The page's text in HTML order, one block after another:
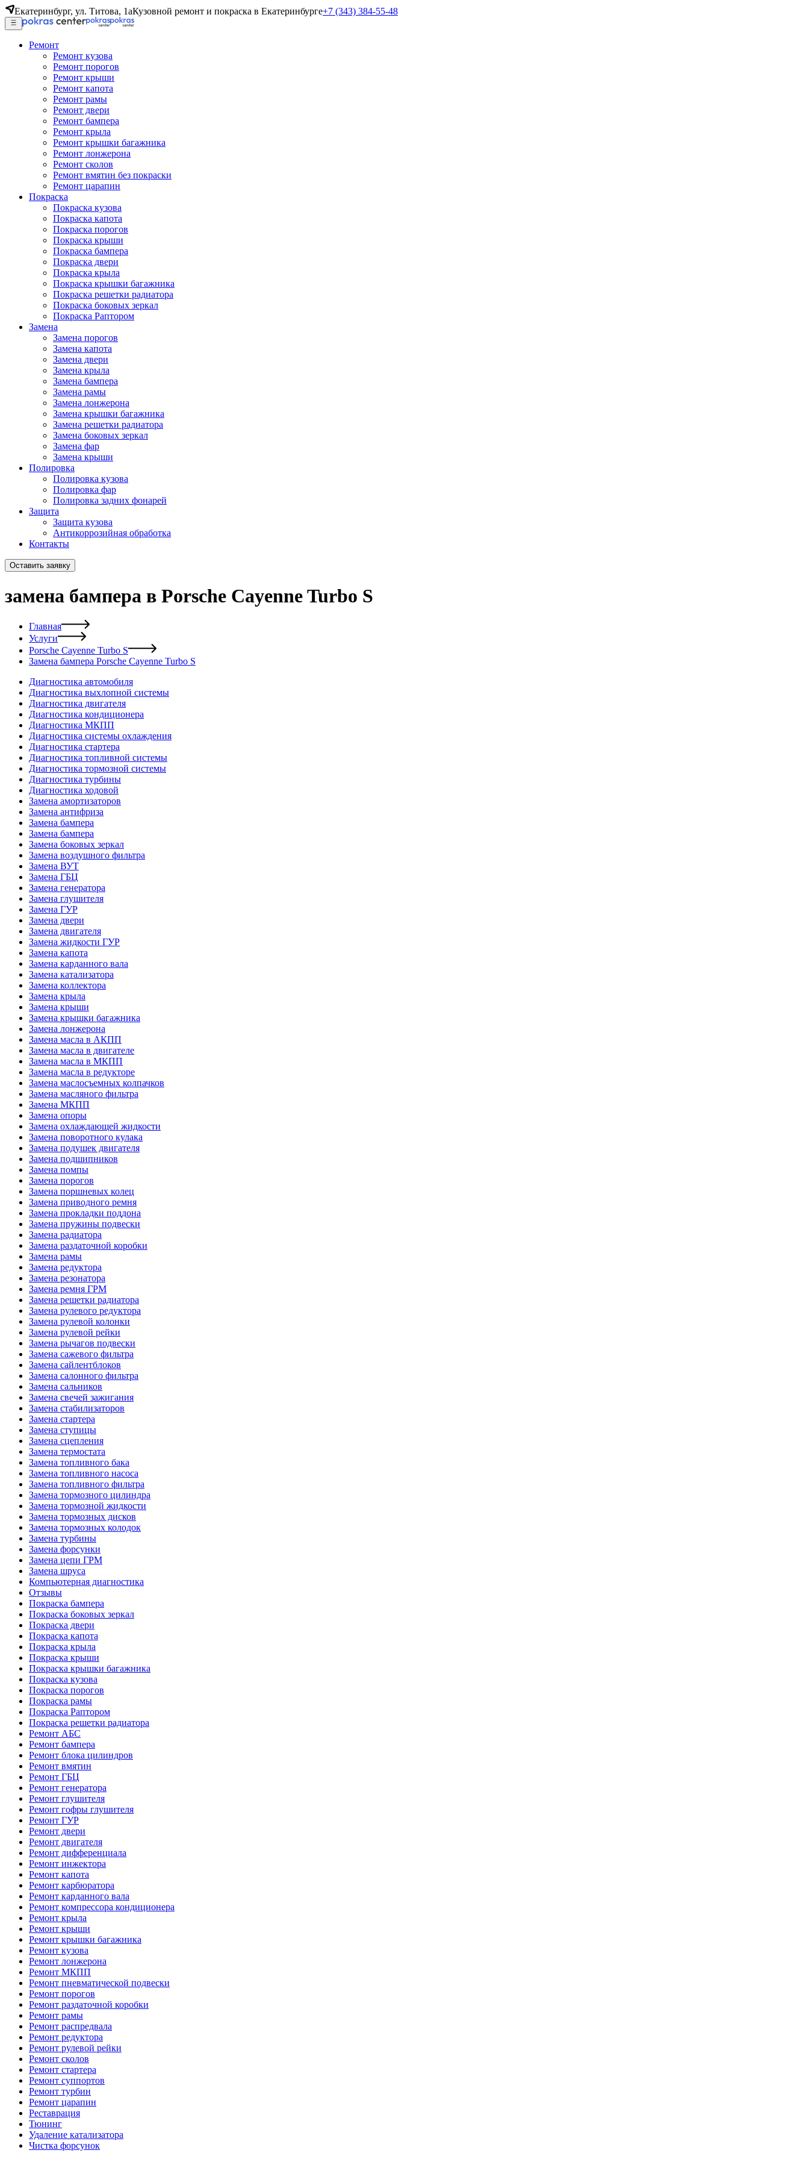
Екатеринбург, ул. Титова, 1аКузовной ремонт и покраска в Екатеринбурге+7 (343) 384-55-48
Ремонт
Ремонт кузова
Ремонт порогов
Ремонт крыши
Ремонт капота
Ремонт рамы
Ремонт двери
Ремонт бампера
Ремонт крыла
Ремонт крышки багажника
Ремонт лонжерона
Ремонт сколов
Ремонт вмятин без покраски
Ремонт царапин
Покраска
Покраска кузова
Покраска капота
Покраска порогов
Покраска крыши
Покраска бампера
Покраска двери
Покраска крыла
Покраска крышки багажника
Покраска решетки радиатора
Покраска боковых зеркал
Покраска Раптором
Замена
Замена порогов
Замена капота
Замена двери
Замена крыла
Замена бампера
Замена рамы
Замена лонжерона
Замена крышки багажника
Замена решетки радиатора
Замена боковых зеркал
Замена фар
Замена крыши
Полировка
Полировка кузова
Полировка фар
Полировка задних фонарей
Защита
Защита кузова
Антикоррозийная обработка
Контакты
Оставить заявку
замена бампера в Porsche Cayenne Turbo S
Главная
Услуги
Porsche Cayenne Turbo S
Замена бампера Porsche Cayenne Turbo S
Диагностика автомобиля
Диагностика выхлопной системы
Диагностика двигателя
Диагностика кондиционера
Диагностика МКПП
Диагностика системы охлаждения
Диагностика стартера
Диагностика топливной системы
Диагностика тормозной системы
Диагностика турбины
Диагностика ходовой
Замена амортизаторов
Замена антифриза
Замена бампера
Замена бампера
Замена боковых зеркал
Замена воздушного фильтра
Замена ВУТ
Замена ГБЦ
Замена генератора
Замена глушителя
Замена ГУР
Замена двери
Замена двигателя
Замена жидкости ГУР
Замена капота
Замена карданного вала
Замена катализатора
Замена коллектора
Замена крыла
Замена крыши
Замена крышки багажника
Замена лонжерона
Замена масла в АКПП
Замена масла в двигателе
Замена масла в МКПП
Замена масла в редукторе
Замена маслосъемных колпачков
Замена масляного фильтра
Замена МКПП
Замена опоры
Замена охлаждающей жидкости
Замена поворотного кулака
Замена подушек двигателя
Замена подшипников
Замена помпы
Замена порогов
Замена поршневых колец
Замена приводного ремня
Замена прокладки поддона
Замена пружины подвески
Замена радиатора
Замена раздаточной коробки
Замена рамы
Замена редуктора
Замена резонатора
Замена ремня ГРМ
Замена решетки радиатора
Замена рулевого редуктора
Замена рулевой колонки
Замена рулевой рейки
Замена рычагов подвески
Замена сажевого фильтра
Замена сайлентблоков
Замена салонного фильтра
Замена сальников
Замена свечей зажигания
Замена стабилизаторов
Замена стартера
Замена ступицы
Замена сцепления
Замена термостата
Замена топливного бака
Замена топливного насоса
Замена топливного фильтра
Замена тормозного цилиндра
Замена тормозной жидкости
Замена тормозных дисков
Замена тормозных колодок
Замена турбины
Замена форсунки
Замена цепи ГРМ
Замена шруса
Компьютерная диагностика
Отзывы
Покраска бампера
Покраска боковых зеркал
Покраска двери
Покраска капота
Покраска крыла
Покраска крыши
Покраска крышки багажника
Покраска кузова
Покраска порогов
Покраска рамы
Покраска Раптором
Покраска решетки радиатора
Ремонт АБС
Ремонт бампера
Ремонт блока цилиндров
Ремонт вмятин
Ремонт ГБЦ
Ремонт генератора
Ремонт глушителя
Ремонт гофры глушителя
Ремонт ГУР
Ремонт двери
Ремонт двигателя
Ремонт дифференциала
Ремонт инжектора
Ремонт капота
Ремонт карбюратора
Ремонт карданного вала
Ремонт компрессора кондиционера
Ремонт крыла
Ремонт крыши
Ремонт крышки багажника
Ремонт кузова
Ремонт лонжерона
Ремонт МКПП
Ремонт пневматической подвески
Ремонт порогов
Ремонт раздаточной коробки
Ремонт рамы
Ремонт распредвала
Ремонт редуктора
Ремонт рулевой рейки
Ремонт сколов
Ремонт стартера
Ремонт суппортов
Ремонт турбин
Ремонт царапин
Реставрация
Тюнинг
Удаление катализатора
Чистка форсунок